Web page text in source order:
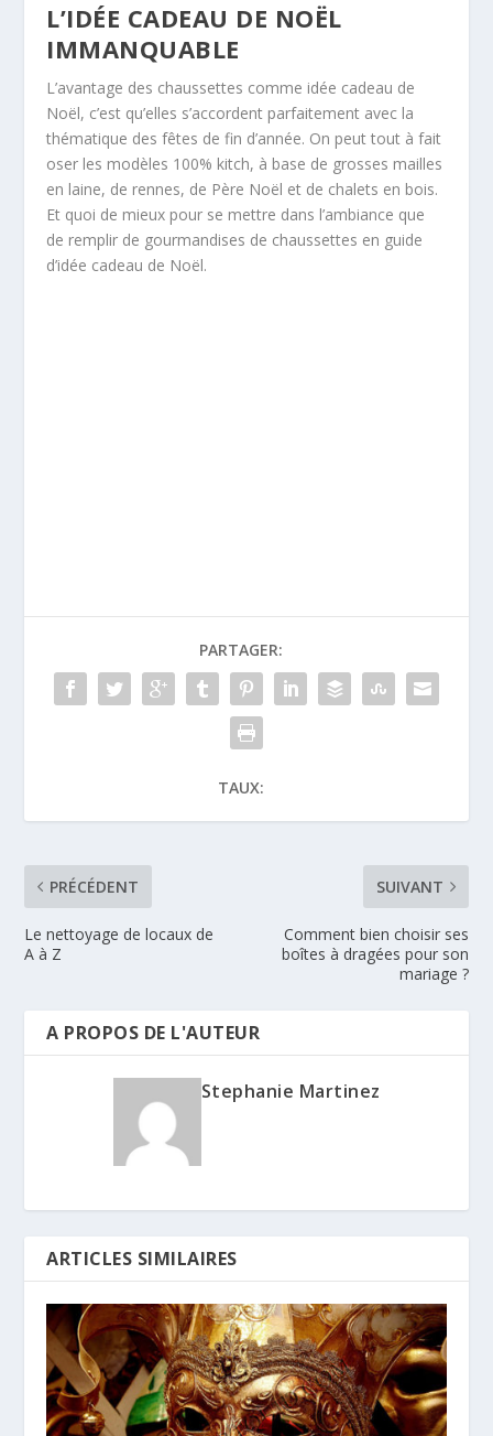
L’IDÉE CADEAU DE NOËL
IMMANQUABLE
L’avantage des chaussettes comme idée cadeau de
Noël, c’est qu’elles s’accordent parfaitement avec la
thématique des fêtes de fin d’année. On peut tout à fait
oser les modèles 100% kitch, à base de grosses mailles
en laine, de rennes, de Père Noël et de chalets en bois.
Et quoi de mieux pour se mettre dans l’ambiance que
de remplir de gourmandises de chaussettes en guide
d’idée cadeau de Noël.
PARTAGER:
TAUX:
PRÉCÉDENT
Le nettoyage de locaux de
A à Z
SUIVANT
Comment bien choisir ses
boîtes à dragées pour son
mariage ?
A PROPOS DE L'AUTEUR
Stephanie Martinez
ARTICLES SIMILAIRES